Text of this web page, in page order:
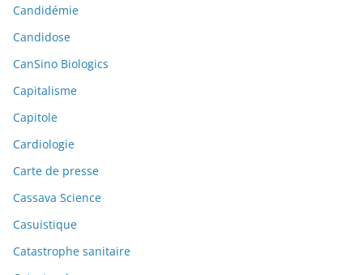
Candidémie
Candidose
CanSino Biologics
Capitalisme
Capitole
Cardiologie
Carte de presse
Cassava Science
Casuistique
Catastrophe sanitaire